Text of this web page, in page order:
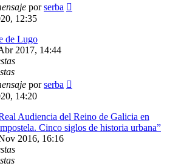
porserba
12:35
de Lugo
2017, 14:44
porserba
14:20
Audiencia del Reino de Galicia en
Cinco siglos de historia urbana”
2016, 16:16